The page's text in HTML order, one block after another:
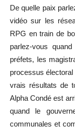
De quelle paix
vidéo sur les
RPG en train de
parlez-vous
préfets, les
processus
vrais résultats de
Alpha Condé est
quand le
communales et